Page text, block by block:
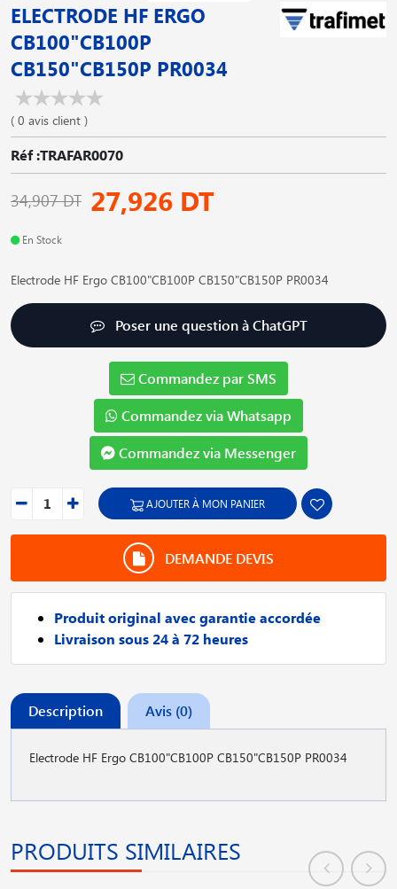
ELECTRODE HF ERGO
CB100"CB100P
CB150"CB150P PR0034
( 0 avis client )
Réf :TRAFAR0070
34,907 DT 27,926 DT
En Stock
Electrode HF Ergo CB100"CB100P CB150"CB150P PR0034
Poser une question à ChatGPT
Commandez par SMS
Commandez via Whatsapp
Commandez via Messenger
AJOUTER À MON PANIER
DEMANDE DEVIS
Produit original avec garantie accordée
Livraison sous 24 à 72 heures
Description Avis (0)
Electrode HF Ergo CB100"CB100P CB150"CB150P PR0034
PRODUITS SIMILAIRES